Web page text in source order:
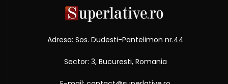
Adresa: Sos. Dudesti-Pantelimon nr.44
Sector: 3, Bucuresti, Romania